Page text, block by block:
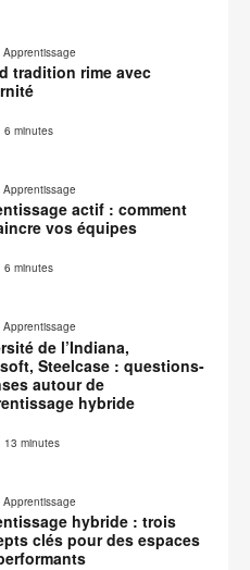
Apprentissage
tradition rime avec
6 minutes
Apprentissage
actif : comment
vos équipes
6 minutes
Apprentissage
de l’Indiana,
Steelcase : questions-
autour de
hybride
13 minutes
Apprentissage
hybride : trois
clés pour des espaces